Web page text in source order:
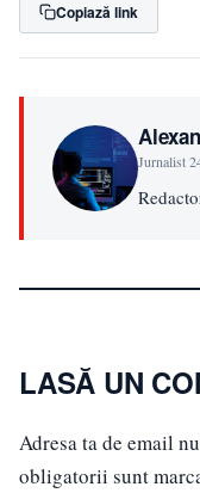
Copiază link
Jurnalist
LASĂ UN
Adresa ta de email
obligatorii sunt